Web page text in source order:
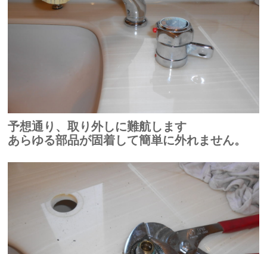
予想通り、取り外しに難航します
あらゆる部品が固着して簡単に外れません。